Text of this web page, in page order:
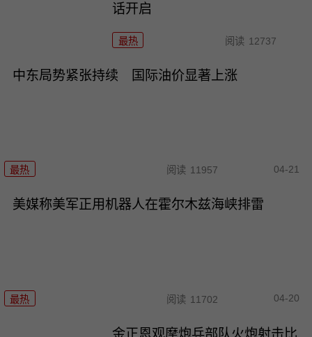
话开启
最热 阅读 12737
中东局势紧张持续 国际油价显著上涨
最热 阅读 11957 04-21
美媒称美军正用机器人在霍尔木兹海峡排雷
最热 阅读 11702 04-20
金正恩观摩炮兵部队火炮射击比